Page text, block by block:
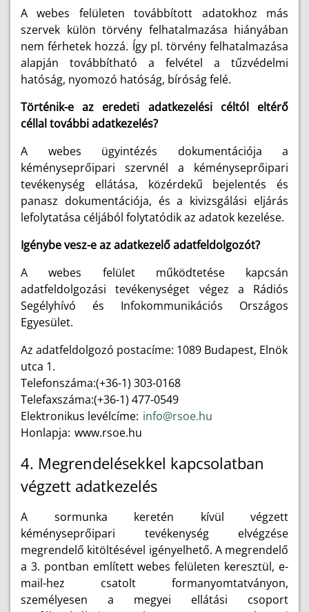
A webes felületen továbbított adatokhoz más
szervek külön törvény felhatalmazása hiányában
nem férhetek hozzá. Így pl. törvény felhatalmazása
alapján továbbítható a felvétel a tűzvédelmi
hatóság, nyomozó hatóság, bíróság felé.
Történik-e az eredeti adatkezelési céltól eltérő
céllal további adatkezelés?
A webes ügyintézés dokumentációja a
kéményseprőipari szervnél a kéményseprőipari
tevékenység ellátása, közérdekű bejelentés és
panasz dokumentációja, és a kivizsgálási eljárás
lefolytatása céljából folytatódik az adatok kezelése.
Igénybe vesz-e az adatkezelő adatfeldolgozót?
A webes felület működtetése kapcsán
adatfeldolgozási tevékenységet végez a Rádiós
Segélyhívó és Infokommunikációs Országos
Egyesület.
Az adatfeldolgozó postacíme: 1089 Budapest, Elnök
utca 1.
Telefonszáma:(+36-1) 303-0168
Telefaxszáma:(+36-1) 477-0549
Elektronikus levélcíme: info@rsoe.hu
Honlapja: www.rsoe.hu
4. Megrendelésekkel kapcsolatban
végzett adatkezelés
A sormunka keretén kívül végzett
kéményseprőipari tevékenység elvégzése
megrendelő kitöltésével igényelhető. A megrendelő
a 3. pontban említett webes felületen keresztül, e-
mail-hez csatolt formanyomtatványon,
személyesen a megyei ellátási csoport